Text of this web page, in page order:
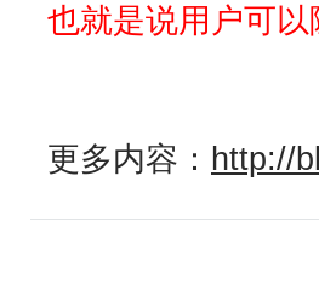
也就是说用户可
更多内容： http://